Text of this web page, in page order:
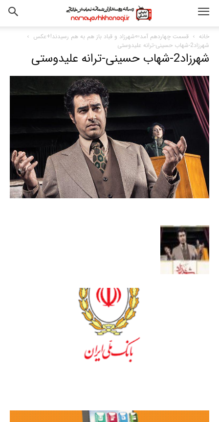
خانه
قسمت چهاردهم آمد⇐شهرزاد و قباد باز هم به هم رسیدند!+عکس
شهرزاد2-شهاب حسینی-ترانه علیدوستی
شهرزاد2-شهاب حسینی-ترانه علیدوستی